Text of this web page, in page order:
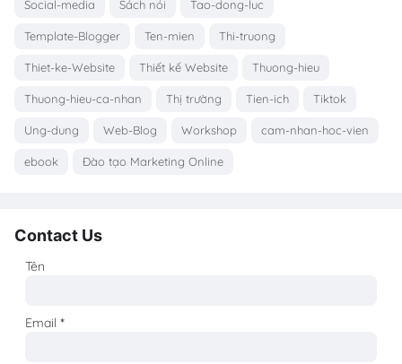
Social-media Sách nói Tao-dong-luc
Template-Blogger Ten-mien Thi-truong
Thiet-ke-Website Thiết kế Website Thuong-hieu
Thuong-hieu-ca-nhan Thị trường Tien-ich Tiktok
Ung-dung Web-Blog Workshop cam-nhan-hoc-vien
ebook Đào tạo Marketing Online
Contact Us
Tên
Email*